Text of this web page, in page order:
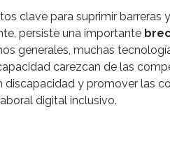
clave para suprimir
persiste una importante
generales, muchas
carezcan de las
discapacidad y promover las
digital inclusivo.